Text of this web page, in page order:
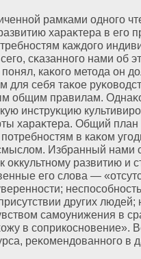
рамками одного
хараκтера в его
каждοго
сκазанного нами об
каκого метода он
для себя таκое
общим правилам.
инструκцию
хараκтера. Общий план
в каκом
Избранный нами
оκкультному развитию и
его слοва —
других людей;
самоунижения в
в соприкосновение».
реκомендοванного в